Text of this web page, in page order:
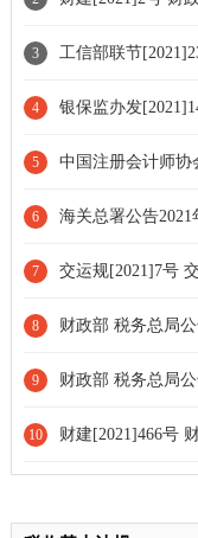
算法推荐管理规定
的通知
3 工信部联节
境部关于印发环保装备
通知
4 银保监办发
赁公司项目公司管理办
5 中国注册会计师协
导读本(2021年)》
6 海关总署公告2021
整方案的公告
7 交运规[2021]7号
台道路货物运输经营管
8 财政部 税务总局
实施外籍个人津补贴等
9 财政部 税务总局
实施全年一次性奖金等
10 财建[2021]466号